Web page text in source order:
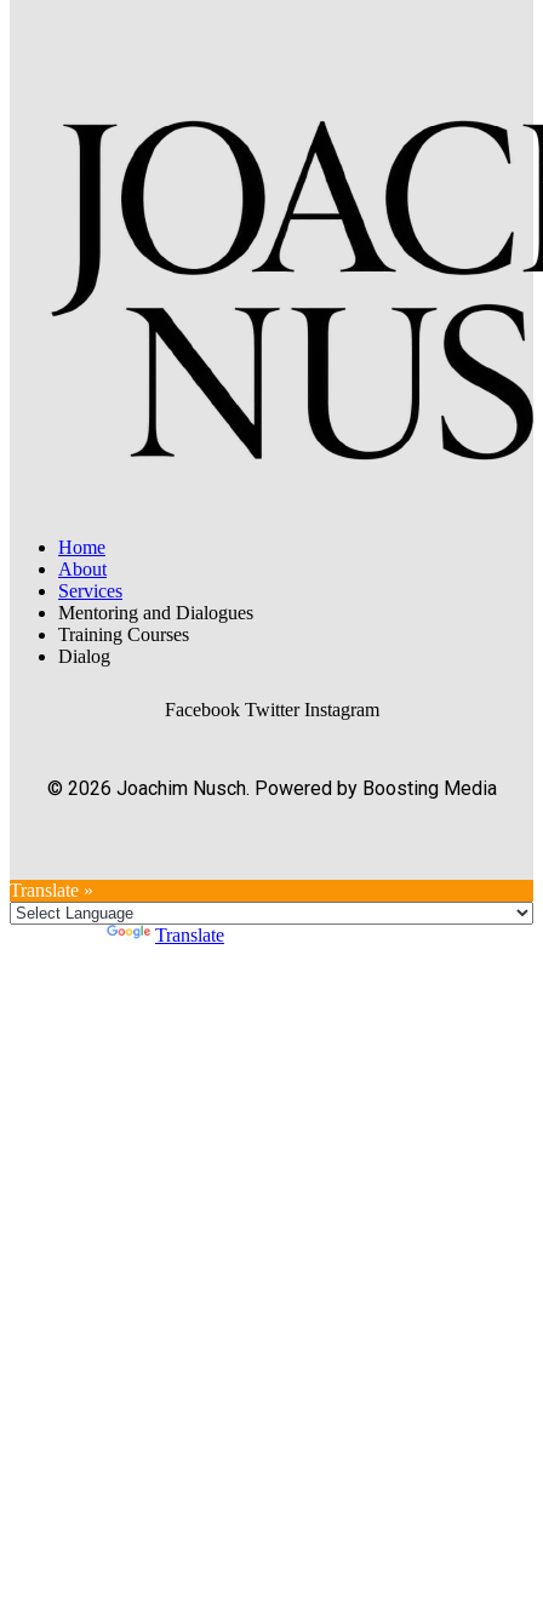
Home
About
Services
Mentoring and Dialogues
Training Courses
Dialog
Facebook Twitter Instagram
© 2026 Joachim Nusch. Powered by Boosting Media
Translate »
Translate